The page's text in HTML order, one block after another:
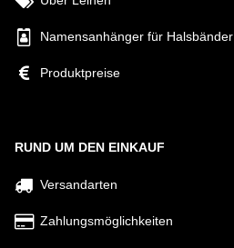
Namensanhänger für Halsbänder
Produktpreise
RUND UM DEN EINKAUF
Versandarten
Zahlungsmöglichkeiten